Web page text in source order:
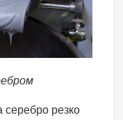
резко